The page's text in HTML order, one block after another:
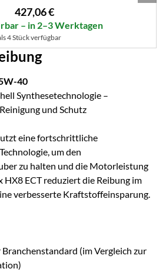
427,06€
– in 2–3 Werktagen
4 Stück verfügbar
40
Synthesetechnologie –
und Schutz
eine fortschrittliche
um den
zu halten und die Motorleistung
HX8 ECT reduziert die Reibung im
verbesserte Kraftstoffeinsparung.
Branchenstandard (im Vergleich zur